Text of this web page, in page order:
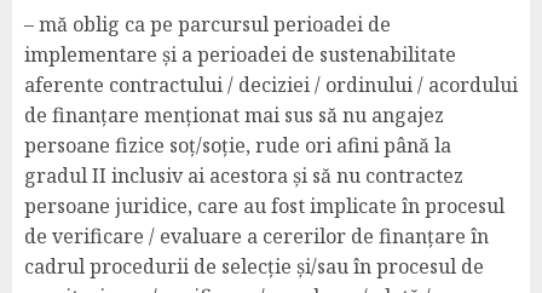
– mă oblig ca pe parcursul perioadei de
implementare și a perioadei de sustenabilitate
aferente contractului / deciziei / ordinului / acordului
de finanțare menționat mai sus să nu angajez
persoane fizice soț/soție, rude ori afini până la
gradul II inclusiv ai acestora și să nu contractez
persoane juridice, care au fost implicate în procesul
de verificare / evaluare a cererilor de finanțare în
cadrul procedurii de selecție și/sau în procesul de